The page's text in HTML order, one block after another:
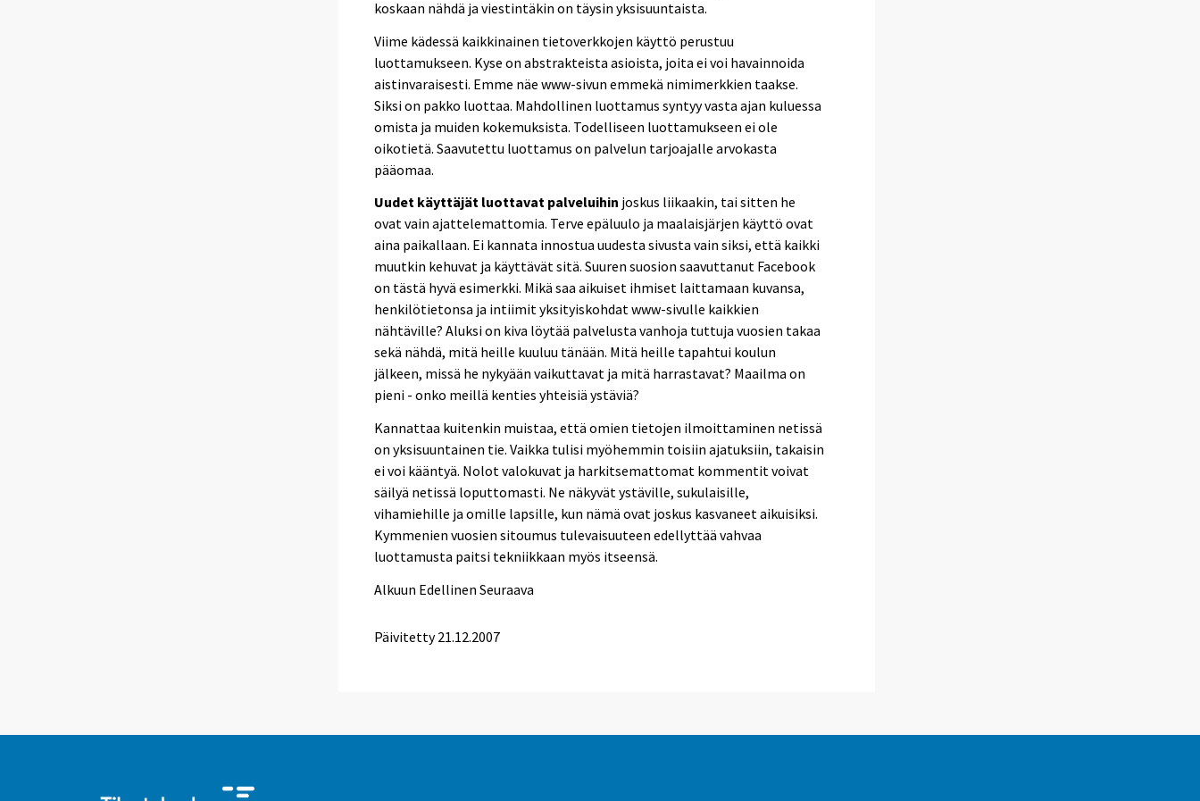
koskaan nähdä ja viestintäkin on täysin yksisuuntaista.
Viime kädessä kaikkinainen tietoverkkojen käyttö perustuu
luottamukseen. Kyse on abstrakteista asioista, joita ei voi havainnoida
aistinvaraisesti. Emme näe www-sivun emmekä nimimerkkien taakse.
Siksi on pakko luottaa. Mahdollinen luottamus syntyy vasta ajan kuluessa
omista ja muiden kokemuksista. Todelliseen luottamukseen ei ole
oikotietä. Saavutettu luottamus on palvelun tarjoajalle arvokasta
pääomaa.
Uudet käyttäjät luottavat palveluihin joskus liikaakin, tai sitten he
ovat vain ajattelemattomia. Terve epäluulo ja maalaisjärjen käyttö ovat
aina paikallaan. Ei kannata innostua uudesta sivusta vain siksi, että kaikki
muutkin kehuvat ja käyttävät sitä. Suuren suosion saavuttanut Facebook
on tästä hyvä esimerkki. Mikä saa aikuiset ihmiset laittamaan kuvansa,
henkilötietonsa ja intiimit yksityiskohdat www-sivulle kaikkien
nähtäville? Aluksi on kiva löytää palvelusta vanhoja tuttuja vuosien takaa
sekä nähdä, mitä heille kuuluu tänään. Mitä heille tapahtui koulun
jälkeen, missä he nykyään vaikuttavat ja mitä harrastavat? Maailma on
pieni - onko meillä kenties yhteisiä ystäviä?
Kannattaa kuitenkin muistaa, että omien tietojen ilmoittaminen netissä
on yksisuuntainen tie. Vaikka tulisi myöhemmin toisiin ajatuksiin, takaisin
ei voi kääntyä. Nolot valokuvat ja harkitsemattomat kommentit voivat
säilyä netissä loputtomasti. Ne näkyvät ystäville, sukulaisille,
vihamiehille ja omille lapsille, kun nämä ovat joskus kasvaneet aikuisiksi.
Kymmenien vuosien sitoumus tulevaisuuteen edellyttää vahvaa
luottamusta paitsi tekniikkaan myös itseensä.
Alkuun Edellinen Seuraava
Päivitetty21.12.2007